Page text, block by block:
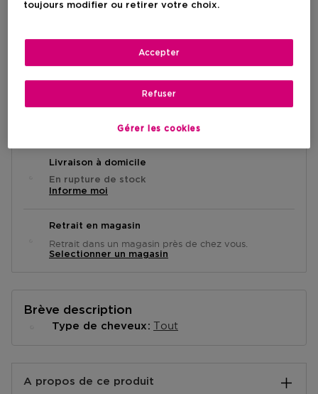
20,00 €
Prix promotionnel
Prix de vente conseillé20,00 €
VOIR LA DISPONIBILITÉ EN MAGASIN
Livraison à domicile
En rupture de stock
Informe moi
Retrait en magasin
Retrait dans un magasin près de chez vous.
Selectionner un magasin
Brève description
Type de cheveux Tout
A propos de ce produit
toujours modifier ou retirer votre choix.
Gérer les cookies
Refuser
Accepter